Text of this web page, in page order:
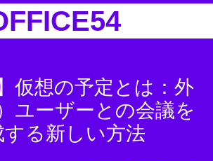
仮想の予定とは：外
ユーザーとの会議を
する新しい方法